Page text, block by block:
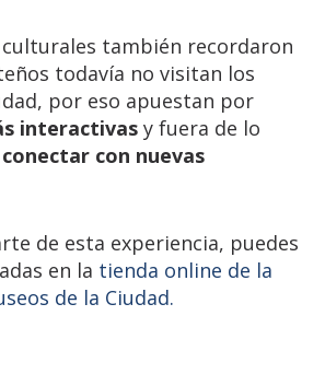
también recordaron
todavía no visitan los
por eso apuestan por
interactivas y fuera de lo
conectar con nuevas
de esta experiencia, puedes
en la tienda online de la
de la Ciudad.